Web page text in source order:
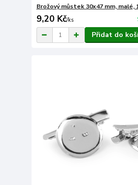
Brožový můstek 30x47 mm, malé,
9,20 Kč/ks
Přidat do